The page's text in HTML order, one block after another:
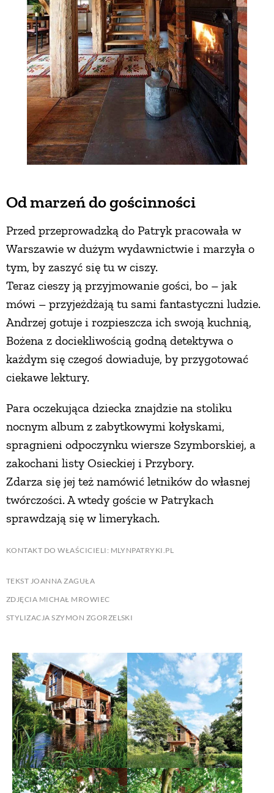
Od marzeń do gościnności
Przed przeprowadzką do Patryk pracowała w
Warszawie w dużym wydawnictwie i marzyła o
tym, by zaszyć się tu w ciszy.
Teraz cieszy ją przyjmowanie gości, bo – jak
mówi – przyjeżdżają tu sami fantastyczni ludzie.
Andrzej gotuje i rozpieszcza ich swoją kuchnią,
Bożena z dociekliwością godną detektywa o
każdym się czegoś dowiaduje, by przygotować
ciekawe lektury.
Para oczekująca dziecka znajdzie na stoliku
nocnym album z zabytkowymi kołyskami,
spragnieni odpoczynku wiersze Szymborskiej, a
zakochani listy Osieckiej i Przybory.
Zdarza się jej też namówić letników do własnej
twórczości. A wtedy goście w Patrykach
sprawdzają się w limerykach.
KONTAKT DO WŁAŚCICIELI: MLYNPATRYKI.PL
TEKST JOANNA ZAGUŁA
ZDJĘCIA MICHAŁ MROWIEC
STYLIZACJA SZYMON ZGORZELSKI